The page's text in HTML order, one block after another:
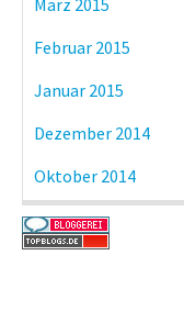
Februar 2015
Januar 2015
Dezember 2014
Oktober 2014